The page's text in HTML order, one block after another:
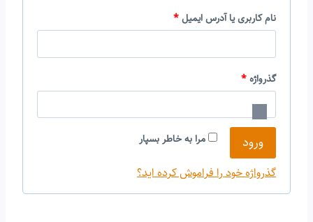
نام کاربری یا آدرس ایمیل*
ا
ا
ی
گذرواژه*
ا
ز
م
ی
مرا به خاطر بسپار ورود
گذرواژه خود را فراموش کرده اید؟